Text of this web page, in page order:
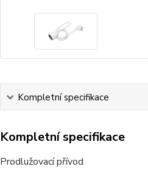
Kompletní specifikace
Kompletní specifikace
Prodlužovací přívod